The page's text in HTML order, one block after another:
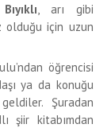
, arı gibi
olduğu için uzun
öğrencisi
ya da konuğu
Şuradan
şiir kitabımdan